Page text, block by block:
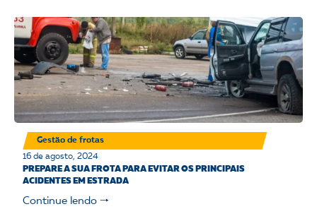
Gestão de frotas
16 de agosto, 2024
PREPARE A SUA FROTA PARA EVITAR OS PRINCIPAIS
ACIDENTES EM ESTRADA
Continue lendo 🠒